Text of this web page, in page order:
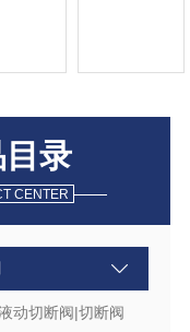
录
CENTER
动切断阀|切断阀